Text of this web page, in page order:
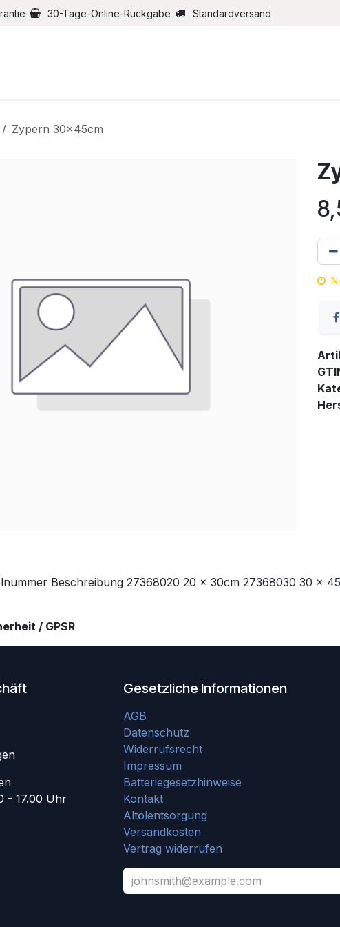
30-Tage-Online-Rückgabe Standardversand
Zypern 30x45cm
Beschreibung 27368020 20 x 30cm 27368030 30 x
/ GPSR
- 17.00 Uhr
Gesetzliche Informationen
AGB
Datenschutz
Widerrufsrecht
Impressum
Batteriegesetzhinweise
Kontakt
Altölentsorgung
Versandkosten
Vertrag widerrufen